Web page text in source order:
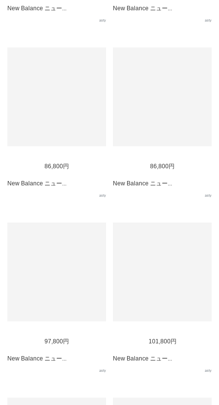
New Balance ニュー...
asty
New Balance ニュー...
asty
86,800円
New Balance ニュー...
asty
86,800円
New Balance ニュー...
asty
97,800円
New Balance ニュー...
asty
101,800円
New Balance ニュー...
asty